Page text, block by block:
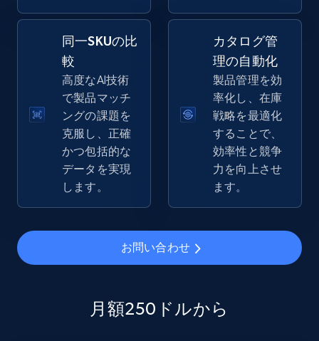
2.5K+ 358+ 今すぐ始める
eBay - Gather data on products using
specified keywords
URL, Product id, Title, Seller name, Seller rating,
Seller reviews, Breadcrumbs, Root category, and
more.
2.5K+ 今すぐ始める
eBay - Collect products from shops on eBay
Seller reviews, Breadcrumbs, Root category, and
同一SKUの比
較
高度なAI技術
で製品マッチ
ングの課題を
克服し、正確
かつ包括的な
データを実現
します。
カタログ管
理の自動化
製品管理を効
率化し、在庫
戦略を最適化
することで、
効率性と競争
力を向上させ
ます。
お問い合わせ
月額250ドルから